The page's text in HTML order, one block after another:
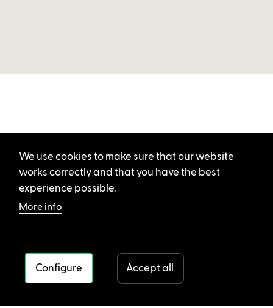
We use cookies to make sure that our website
works correctly and that you have the best
experience possible.
More info
Configure Accept all